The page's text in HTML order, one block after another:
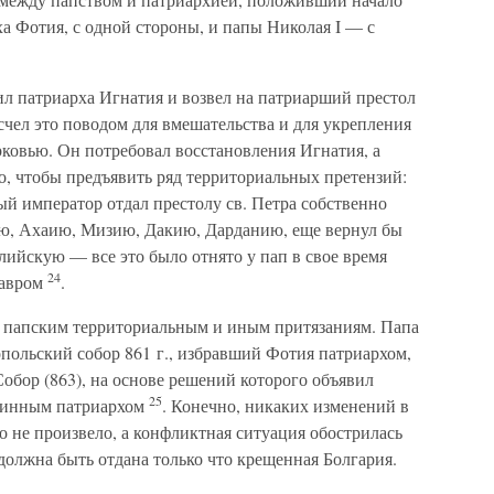
Фотия, с одной стороны, и папы Николая I — с
Игнатия и возвел на патриарший престол
это поводом для вмешательства и для укрепления
Он потребовал восстановления Игнатия, а
чтобы предъявить ряд территориальных претензий:
отдал престолу св. Петра собственно
Ахаию, Мизию, Дакию, Дарданию, еще вернул бы
— все это было отнято у пап в свое время
24.
территориальным и иным притязаниям. Папа
собор 861 г., избравший Фотия патриархом,
(863), на основе решений которого объявил
патриархом 25. Конечно, никаких изменений в
произвело, а конфликтная ситуация обострилась
быть отдана только что крещенная Болгария.